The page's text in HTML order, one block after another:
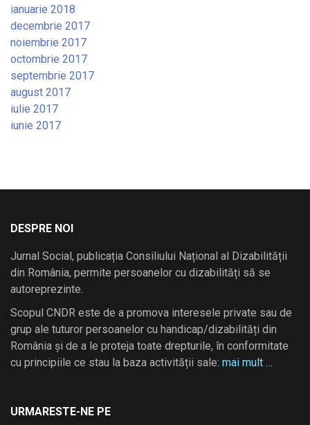
ianuarie 2018
decembrie 2017
noiembrie 2017
octombrie 2017
septembrie 2017
august 2017
iulie 2017
iunie 2017
DESPRE NOI
Jurnal Social, publicația Consiliului Național al Dizabilității
din România, permite persoanelor cu dizabilități să se
autoreprezinte.
Scopul CNDR este de a promova interesele private sau de
grup ale tuturor persoanelor cu handicap/dizabilități din
România și de a le proteja toate drepturile, în conformitate
cu principiile ce stau la baza activității sale: mai mult …
URMARESTE-NE PE